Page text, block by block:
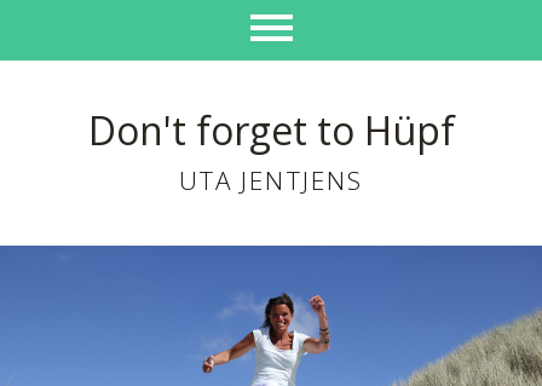
Don't forget to Hüpf
UTA JENTJENS